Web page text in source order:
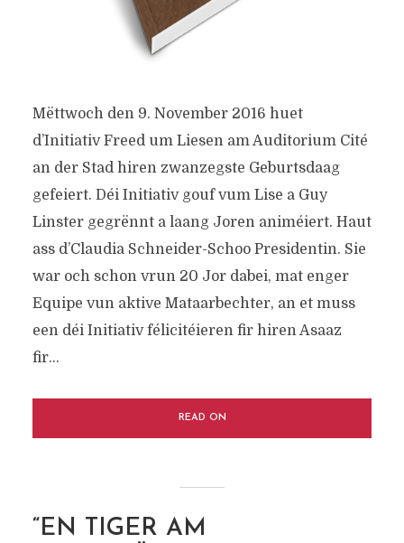
Mëttwoch den 9. November 2016 huet
d’Initiativ Freed um Liesen am Auditorium Cité
an der Stad hiren zwanzegste Geburtsdaag
gefeiert. Déi Initiativ gouf vum Lise a Guy
Linster gegrënnt a laang Joren animéiert. Haut
ass d’Claudia Schneider-Schoo Presidentin. Sie
war och schon vrun 20 Jor dabei, mat enger
Equipe vun aktive Mataarbechter, an et muss
een déi Initiativ félicitéieren fir hiren Asaaz
fir...
READ ON
“EN TIGER AM